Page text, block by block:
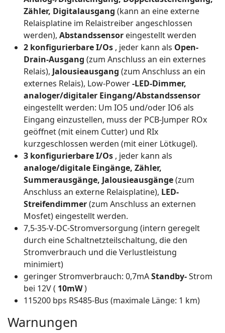
Zähler, Digitalausgang (kann an eine externe
Relaisplatine im Relaistreiber angeschlossen
werden), Abstandssensor eingestellt werden
2 konfigurierbare I/Os , jeder kann als Open-
Drain-Ausgang (zum Anschluss an ein externes
Relais), Jalousieausgang (zum Anschluss an ein
externes Relais), Low-Power-LED-Dimmer,
analoger/digitaler Eingang/Abstandssensor
eingestellt werden: Um IO5 und/oder IO6 als
Eingang einzustellen, muss der PCB-Jumper ROx
geöffnet (mit einem Cutter) und RIx
kurzgeschlossen werden (mit einer Lötkugel).
3 konfigurierbare I/Os , jeder kann als
analoge/digitale Eingänge, Zähler,
Summerausgänge, Jalousieausgänge(zum
Anschluss an externe Relaisplatine), LED-
Streifendimmer(zum Anschluss an externen
Mosfet) eingestellt werden.
7,5-35-V-DC-Stromversorgung (intern geregelt
durch eine Schaltnetzteilschaltung, die den
Stromverbrauch und die Verlustleistung
minimiert)
geringer Stromverbrauch: 0,7mAStandby-Strom
bei 12V ( 10mW)
115200 bps RS485-Bus (maximale Länge: 1 km)
Warnungen